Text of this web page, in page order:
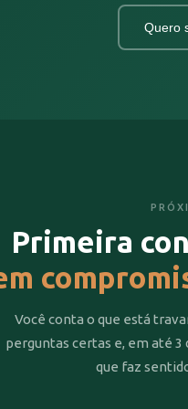
Quero
Primeira
Você conta o que está
perguntas certas e, em até
que faz